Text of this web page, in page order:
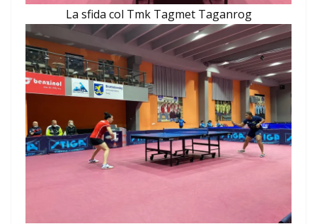
La sfida col Tmk Tagmet Taganrog